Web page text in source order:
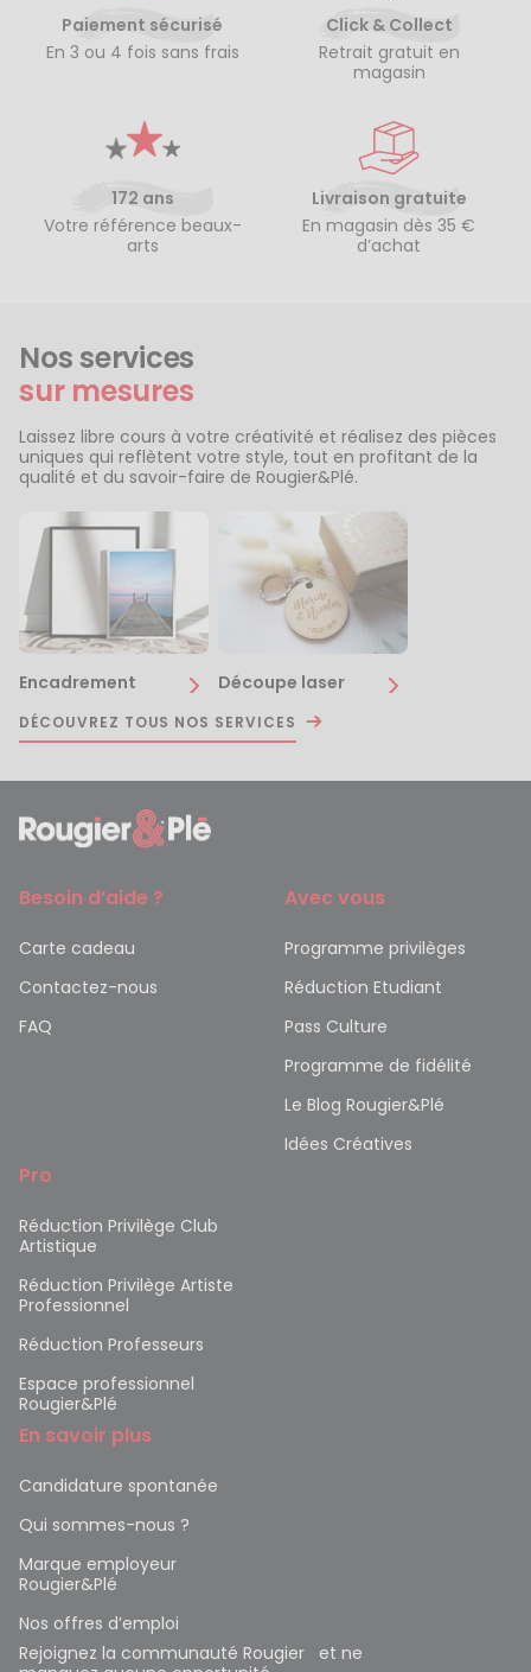
Paiement sécurisé
En 3 ou 4 fois sans frais
Click & Collect
Retrait gratuit en
magasin
172 ans
Votre référence beaux-
arts
Livraison gratuite
En magasin dès 35 €
d’achat
Nos services
sur mesures
Laissez libre cours à votre créativité et réalisez des pièces
uniques qui reflètent votre style, tout en profitant de la
qualité et du savoir-faire de Rougier&Plé.
Encadrement Découpe laser
DÉCOUVREZ TOUS NOS SERVICES
Besoin d’aide ?
Carte cadeau
Contactez-nous
FAQ
Avec vous
Programme privilèges
Réduction Etudiant
Pass Culture
Programme de fidélité
Le Blog Rougier&Plé
Idées Créatives
Pro
Réduction Privilège Club
Artistique
Réduction Privilège Artiste
Professionnel
Réduction Professeurs
Espace professionnel
Rougier&Plé
En savoir plus
Candidature spontanée
Qui sommes-nous ?
Marque employeur
Rougier&Plé
Nos offres d’emploi
Rejoignez la communauté Rougier et ne